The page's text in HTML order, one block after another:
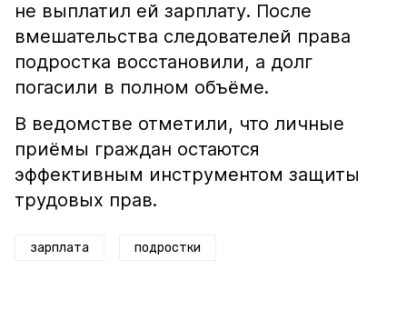
не выплатил ей зарплату. После
вмешательства следователей права
подростка восстановили, а долг
погасили в полном объёме.
В ведомстве отметили, что личные
приёмы граждан остаются
эффективным инструментом защиты
трудовых прав.
зарплата подростки